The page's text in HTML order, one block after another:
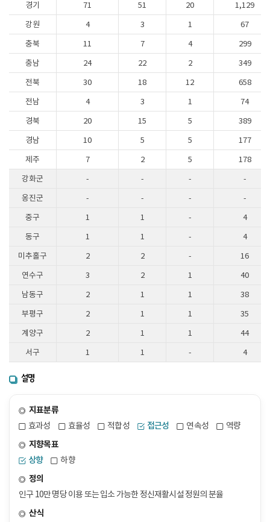
경기
71 51 20
1,129
강원
4 3 1
67
충북
11 7 4
299
충남
24 22 2
349
전북
30 18 12
658
전남
4 3 1
74
경북
20 15 5
389
경남
10 5 5
177
제주
7 2 5
178
강화군
- - -
-
옹진군
- - -
-
중구
1 1 -
4
동구
1 1 -
4
미추홀구
2 2 -
16
연수구
3 2 1
40
남동구
2 1 1
38
부평구
2 1 1
35
계양구
2 1 1
44
서구
1 1 - 4
설명
지표분류
효과성
효율성 적합성 접근성 연속성
역량
지향목표
상향
하향
정의
인구 10만 명당 이용 또는 입소 가능한 정신재활시설 정원의 분율
산식